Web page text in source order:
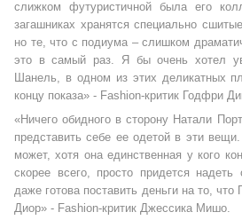
слижком футуристичной была его
загашниках хранятся специально
но те, что с подиума – слишком
это в самый раз. Я бы очень хотел
Шанель, в одном из этих деликатных
концу показа» - Fashion-критик Годфри
«Ничего обидного в сторону Натали
представить себе ее одетой в эти
может, хотя она единственная у кого
скорее всего, просто придется
даже готова поставить деньги на то, что
Диор» - Fashion-критик Джессика Мишо.